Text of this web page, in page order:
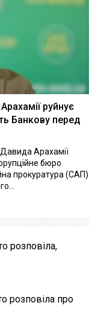
руйнує
Банкову перед
Арахамії
бюро
прокуратура (САП)
розповіла,
розповіла про